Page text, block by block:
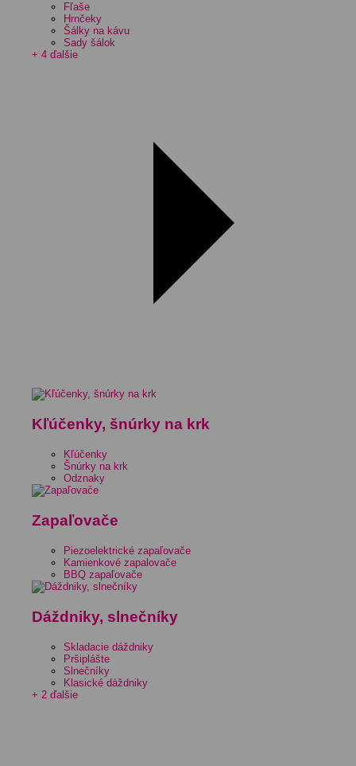
Fľaše
Hrnčeky
Šálky na kávu
Sady šálok
+ 4 ďalšie
Kľúčenky, šnúrky na krk
Kľúčenky
Šnúrky na krk
Odznaky
Zapaľovače
Piezoelektrické zapaľovače
Kamienkové zapalovače
BBQ zapaľovače
Dáždniky, slnečníky
Skladacie dáždniky
Pršiplášte
Slnečníky
Klasické dáždniky
+ 2 ďalšie